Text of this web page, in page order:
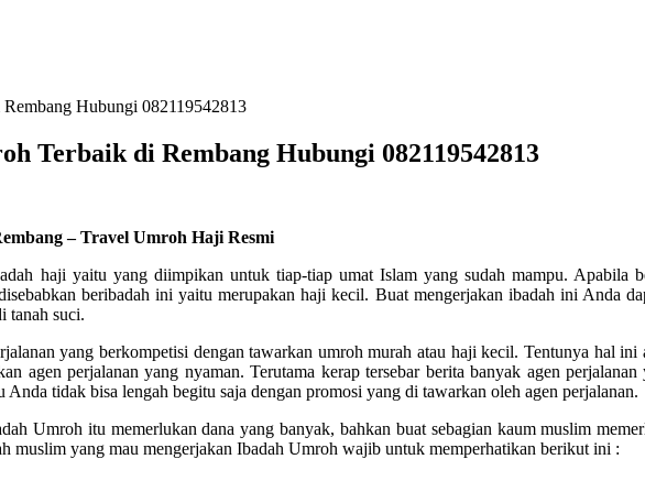
Hubungi 082119542813
Terbaik di Rembang Hubungi 082119542813
– Travel Umroh Haji Resmi
haji yaitu yang diimpikan untuk tiap-tiap umat Islam yang sudah mampu. Apabila
beribadah ini yaitu merupakan haji kecil. Buat mengerjakan ibadah ini Anda
tanah suci.
yang berkompetisi dengan tawarkan umroh murah atau haji kecil. Tentunya hal
agen perjalanan yang nyaman. Terutama kerap tersebar berita banyak agen
tidak bisa lengah begitu saja dengan promosi yang di tawarkan oleh agen perjalanan.
Umroh itu memerlukan dana yang banyak, bahkan buat sebagian kaum muslim
muslim yang mau mengerjakan Ibadah Umroh wajib untuk memperhatikan berikut ini :